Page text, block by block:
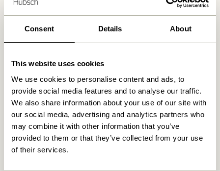
Consent Details About
This website uses cookies
We use cookies to personalise content and ads, to
provide social media features and to analyse our traffic.
We also share information about your use of our site with
our social media, advertising and analytics partners who
may combine it with other information that you’ve
provided to them or that they’ve collected from your use
of their services.
Retour 30 jours
Livraison gratuite à partir de499 DKK*
Produits similaires